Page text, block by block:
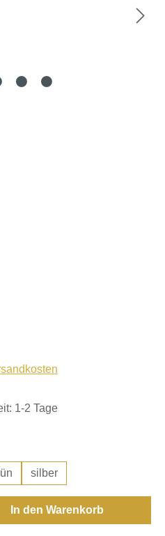
1-2 Tage
silber
den gewünschten
In den Warenkorb